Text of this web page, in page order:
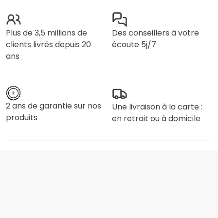
Plus de 3,5 millions de
clients livrés depuis 20
ans
Des conseillers à votre
écoute 5j/7
2 ans de garantie sur nos
produits
Une livraison à la carte :
en retrait ou à domicile